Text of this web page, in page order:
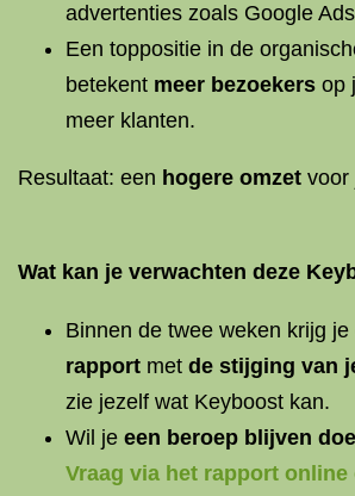
advertenties zoals Google
Een toppositie in de
betekent meer bezoekers op
meer klanten.
Resultaat: een hogere omzet voor
Wat kan je verwachten deze
Binnen de twee weken krijg je
rapport met de stijging van
zie jezelf wat Keyboost kan.
Wil je een beroep blijven
Vraag via het rapport online